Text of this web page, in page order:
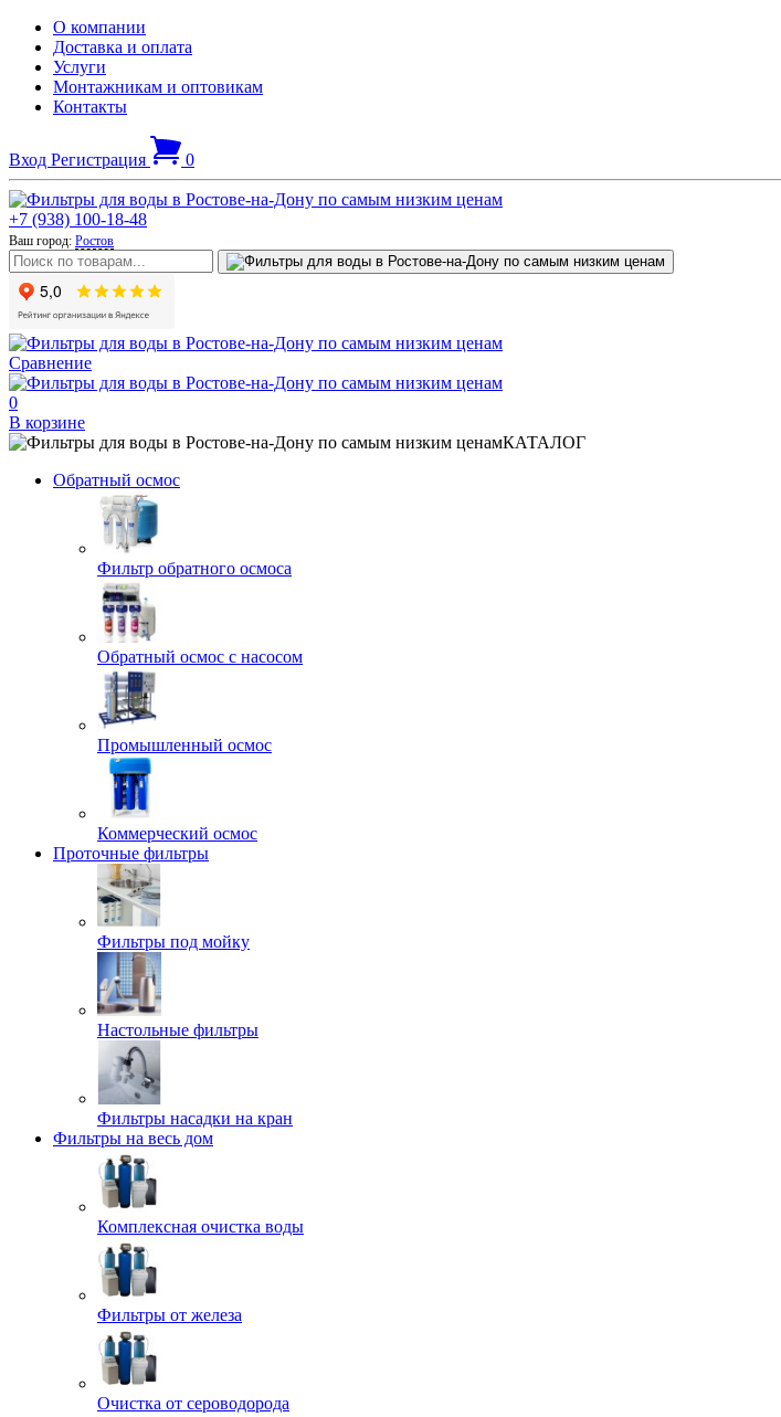
О компании
Доставка и оплата
Услуги
Монтажникам и оптовикам
Контакты
Вход Регистрация 0
+7 (938) 100-18-48
Ваш город: Ростов
Сравнение
0
В корзине
КАТАЛОГ
Обратный осмос
Фильтр обратного осмоса
Обратный осмос с насосом
Промышленный осмос
Коммерческий осмос
Проточные фильтры
Фильтры под мойку
Настольные фильтры
Фильтры насадки на кран
Фильтры на весь дом
Комплексная очистка воды
Фильтры от железа
Очистка от сероводорода